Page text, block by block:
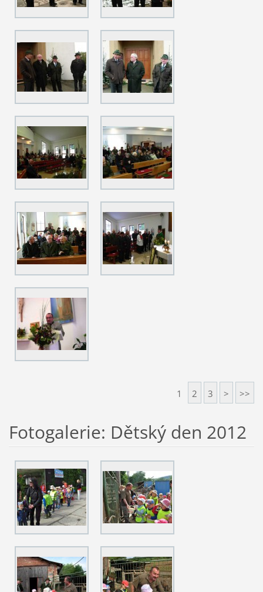
1 2 3 > >>
Fotogalerie: Dětský den 2012